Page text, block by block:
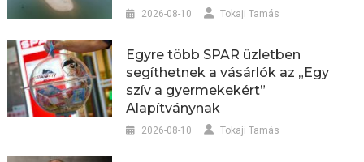
2026-08-10 Tokaji Tamás
Egyre több SPAR üzletben
segíthetnek a vásárlók az „Egy
szív a gyermekekért”
Alapítványnak
2026-08-10 Tokaji Tamás